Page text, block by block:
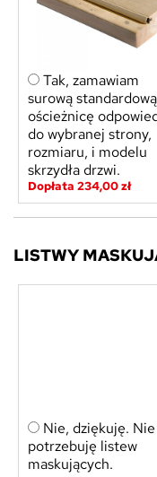
Tak, zamawiam
surową standardową
ościeżnicę
do wybranej strony,
rozmiaru, i modelu
skrzydła drzwi.
Dopłata 234,00 zł
LISTWY
Nie, dziękuję. Nie
potrzebuję listew
maskujących.